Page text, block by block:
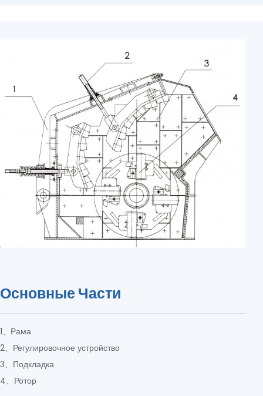
Основные Части
1、Рама
2、Регулировочное устройство
3、Подкладка
4、Ротор